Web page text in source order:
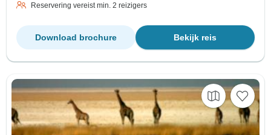
Reservering vereist min. 2 reizigers
Bekijk reis
Download brochure